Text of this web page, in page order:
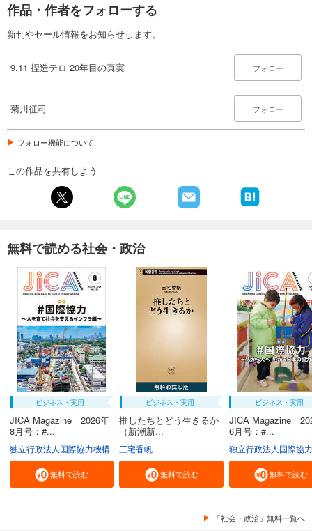
作品・作者をフォローする
新刊やセール情報をお知らせします。
9.11 捏造テロ 20年目の真実 フォロー
菊川征司 フォロー
フォロー機能について
この作品を共有しよう
無料で読める社会・政治
ビジネス・実用
JICA Magazine 2026年
8月号：#...
独立行政法人国際協力機構
無料で読む
ビジネス・実用
推したちとどう生きるか
（新潮新...
三宅香帆
無料で読む
ビジネス・実用
JICA Magazine
6月号：#...
独立行政法人国際協
無料で読む
「社会・政治」無料一覧へ